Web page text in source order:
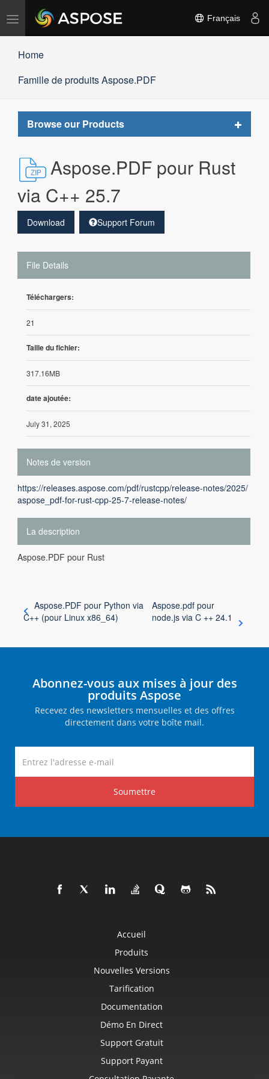
Basculer
Français
Home
Famille de produits Aspose.PDF
Browse our Products
Toggle
Aspose.PDF pour Rust
via C++ 25.7
Download Support Forum
File Details
Téléchargers:
21
Taille du fichier:
317.16MB
date ajoutée:
July 31, 2025
Notes de version
https://releases.aspose.com/pdf/rustcpp/release-notes/2025/
aspose_pdf-for-rust-cpp-25-7-release-notes/
La description
Aspose.PDF pour Rust
Aspose.PDF pour Python via
C++ (pour Linux x86_64)
Aspose.pdf pour
node.js via C ++ 24.1
Abonnez-vous aux mises à jour des
produits Aspose
Recevez des newsletters mensuelles et des offres
directement dans votre boîte mail.
Soumettre
Accueil
Produits
Nouvelles Versions
Tarification
Documentation
Démo En Direct
Support Gratuit
Support Payant